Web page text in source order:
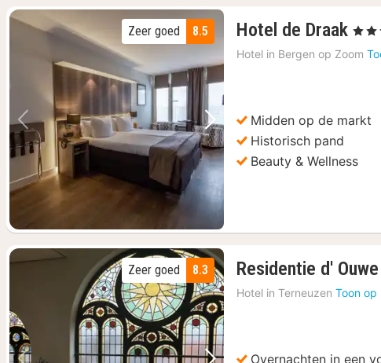
Vorige foto Volgende foto
8.5
Zeer goed Hotel de Draak 1
, 4
Hotel in Bergen op Zoom
Midden op de markt
Historisch pand
Beauty & Wellness
8.3
Zeer goed Residentie d'
Hotel in Terneuzen Toon op
Overnachten in een